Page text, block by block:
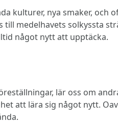
kulturer, nya smaker,
medelhavets solkyssta
något nytt att upptäcka.
lär oss om
att lära sig något nytt.